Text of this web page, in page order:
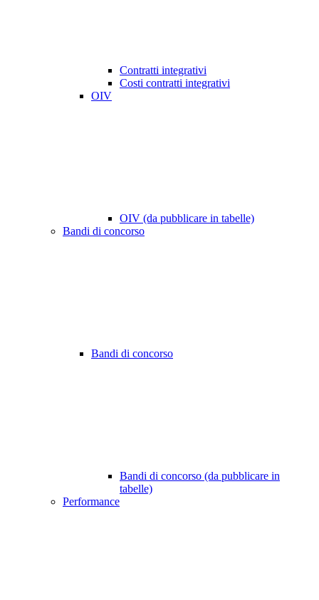
Contratti integrativi
Costi contratti integrativi
OIV
OIV (da pubblicare in tabelle)
Bandi di concorso
Bandi di concorso
Bandi di concorso (da pubblicare in
tabelle)
Performance